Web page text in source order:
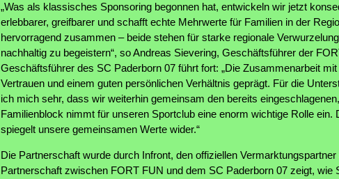
„Was als klassisches Sponsoring begonnen hat, entwickeln wir jetzt
erlebbarer, greifbarer und schafft echte Mehrwerte für Familien in der
hervorragend zusammen – beide stehen für starke regionale
nachhaltig zu begeistern“, so Andreas Sievering, Geschäftsführer der
Geschäftsführer des SC Paderborn 07 führt fort: „Die Zusammenarbeit
Vertrauen und einem guten persönlichen Verhältnis geprägt. Für die
ich mich sehr, dass wir weiterhin gemeinsam den bereits
Familienblock nimmt für unseren Sportclub eine enorm wichtige Rolle
spiegelt unsere gemeinsamen Werte wider.“
Die Partnerschaft wurde durch Infront, den offiziellen
Partnerschaft zwischen FORT FUN und dem SC Paderborn 07 zeigt,